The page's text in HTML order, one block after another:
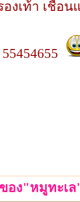
งเท้า เชือน
อง"หมูทะเ